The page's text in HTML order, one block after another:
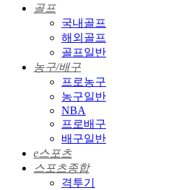
골프
국내골프
해외골프
골프일반
농구/배구
프로농구
농구일반
NBA
프로배구
배구일반
e스포츠
스포츠종합
격투기